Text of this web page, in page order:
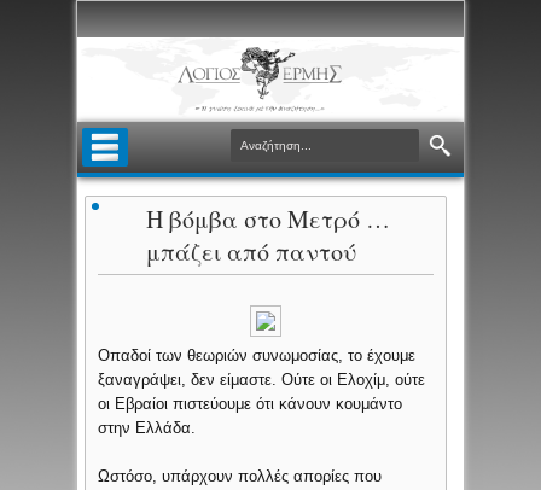
H βόμβα στο Μετρό …
μπάζει από παντού
Οπαδοί των θεωριών συνωμοσίας, το έχουμε
ξαναγράψει, δεν είμαστε. Ούτε οι Ελοχίμ, ούτε
οι Εβραίοι πιστεύουμε ότι κάνουν κουμάντο
στην Ελλάδα.
Ωστόσο, υπάρχουν πολλές απορίες που